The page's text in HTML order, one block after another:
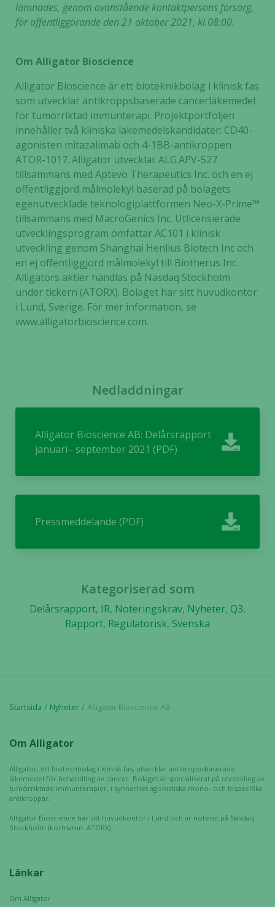
lämnades, genom ovanstående kontaktpersons försorg,
för offentliggörande den 21 oktober2021, kl.08:00.
Om Alligator Bioscience
Alligator Bioscience är ett bioteknikbolag i klinisk fas
som utvecklar antikroppsbaserade cancerläkemedel
för tumörriktad immunterapi. Projektportföljen
innehåller två kliniska läkemedelskandidater: CD40-
agonisten mitazalimab och 4-1BB-antikroppen
ATOR-1017. Alligator utvecklar ALG.APV-527
tillsammans med Aptevo Therapeutics Inc. och en ej
offentliggjord målmolekyl baserad på bolagets
egenutvecklade teknologiplattformen Neo-X-Prime™
tillsammans med MacroGenics Inc. Utlicensierade
utvecklingsprogram omfattar AC101 i klinisk
utveckling genom Shanghai Henlius Biotech Inc och
en ej offentliggjord målmolekyl till Biotherus Inc.
Alligators aktier handlas på Nasdaq Stockholm
under tickern (ATORX). Bolaget har sitt huvudkontor
i Lund, Sverige. För mer information, se
www.alligatorbioscience.com.
Nedladdningar
Alligator Bioscience AB: Delårsrapport
januari– september 2021 (PDF)
Pressmeddelande (PDF)
Kategoriserad som
Delårsrapport, IR, Noteringskrav, Nyheter, Q3,
Rapport, Regulatorisk, Svenska
Startsida Nyheter Alligator Bioscience AB: Delårsrapport januari– september 2021
Om Alligator
Alligator, ett biotechbolag i klinisk fas, utvecklar antikroppsbaserade
läkemedel för behandling av cancer. Bolaget är specialiserat på utveckling av
tumörriktade immunterapier, i synnerhet agonistiska mono- och bispecifika
antikroppar.
Alligator Bioscience har sitt huvudkontor i Lund och är noterat på Nasdaq
Stockholm (kortnamn: ATORX).
Länkar
Om Alligator
bra som
möjligt
under ditt
besök. Om
du nekar de
här kakorna
kommer viss
funktionalitet
att försvinna
från
hemsidan.
Marknadsföring
Genom att dela
med dig av dina
intressen och ditt
och erbjudanden.